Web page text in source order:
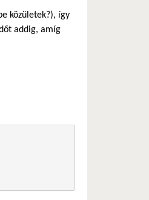
közületek?), így
addig, amíg